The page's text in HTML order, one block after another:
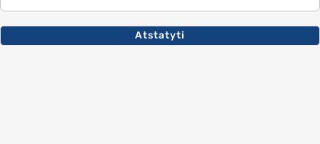
Atstatyti